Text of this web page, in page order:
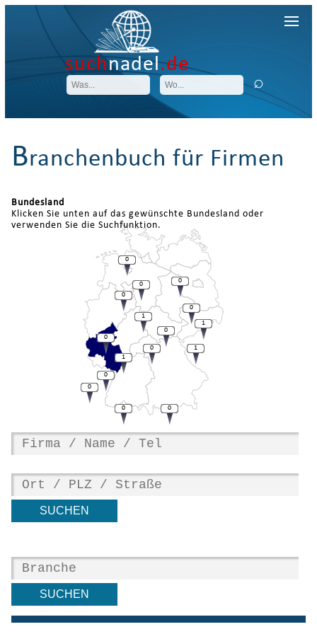
suchnadel.de
Branchenbuch für Firmen
Bundesland
Klicken Sie unten auf das gewünschte Bundesland oder
verwenden Sie die Suchfunktion.
1
1
0
0
0
0
0
0
0
1
0
1
0
0
0
0